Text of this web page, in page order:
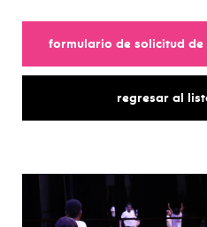
formulario de solicitud de
regresar al